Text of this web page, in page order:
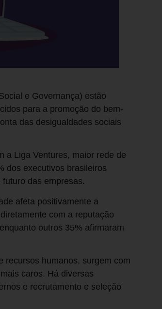
e Governança) estão
para a promoção do bem-
das desigualdades sociais
a Liga Ventures, maior rede de
dos executivos brasileiros
das empresas.
afeta positivamente a
com a reputação
outros 35% afirmaram
recursos humanos, surgem com
caros. Há diversas
e recrutamento e seleção